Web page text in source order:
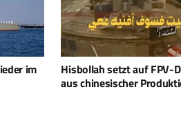
Irans Drohnen als
Kriegsinstrument